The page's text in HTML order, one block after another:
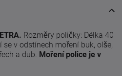
Rozměry poličky: Délka 40
v odstínech moření buk, olše,
a dub. Moření police je v